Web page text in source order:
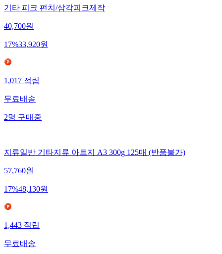
기타 피크 펀치/삼각피크제작
40,700원
17%33,920원
1,017적립
무료배송
2명구매중
지류일반 기타지류 아트지 A3 300g 125매 (반품불가)
57,760원
17%48,130원
1,443적립
무료배송